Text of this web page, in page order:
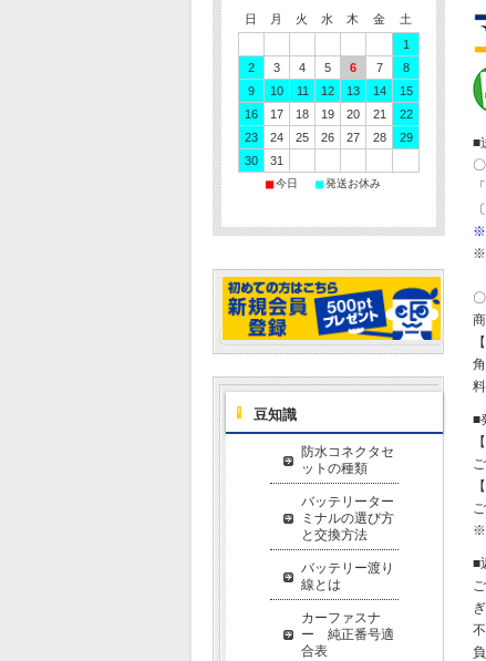
■
※
■
※
■
日 月 火 水 木 金
土
1
2
3 4 5 6 7
8
9
10 11 12 13 14
15
16
17 18 19 20 21
22
23
24 25 26 27 28
29
30
31
■今日 ■発送お休み
豆知識
防水コネクタセ
ットの種類
バッテリーター
ミナルの選び方
と交換方法
バッテリー渡り
線とは
カーファスナ
ー 純正番号適
合表